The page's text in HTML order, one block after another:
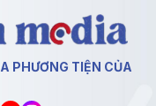
PHƯƠNG TIỆN CỦA